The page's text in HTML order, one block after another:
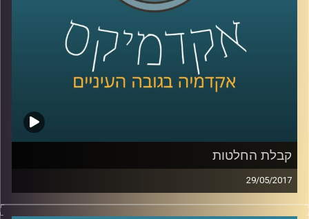
קרדיט תמונות: AudioVersity
קבלת החלטות
29/05/2017
מה הקשר בין ליטוף נשי בכתף לכסף שלנו? ובין